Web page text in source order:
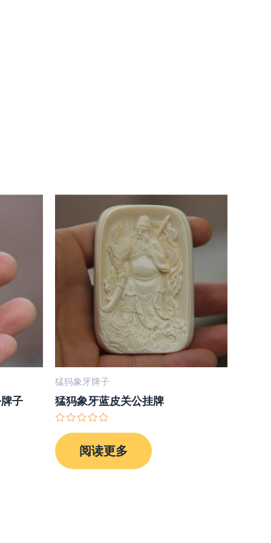
子
猛犸象牙牌子
猛犸象牙蓝皮关公挂牌
分
0
&sol;
阅读更多